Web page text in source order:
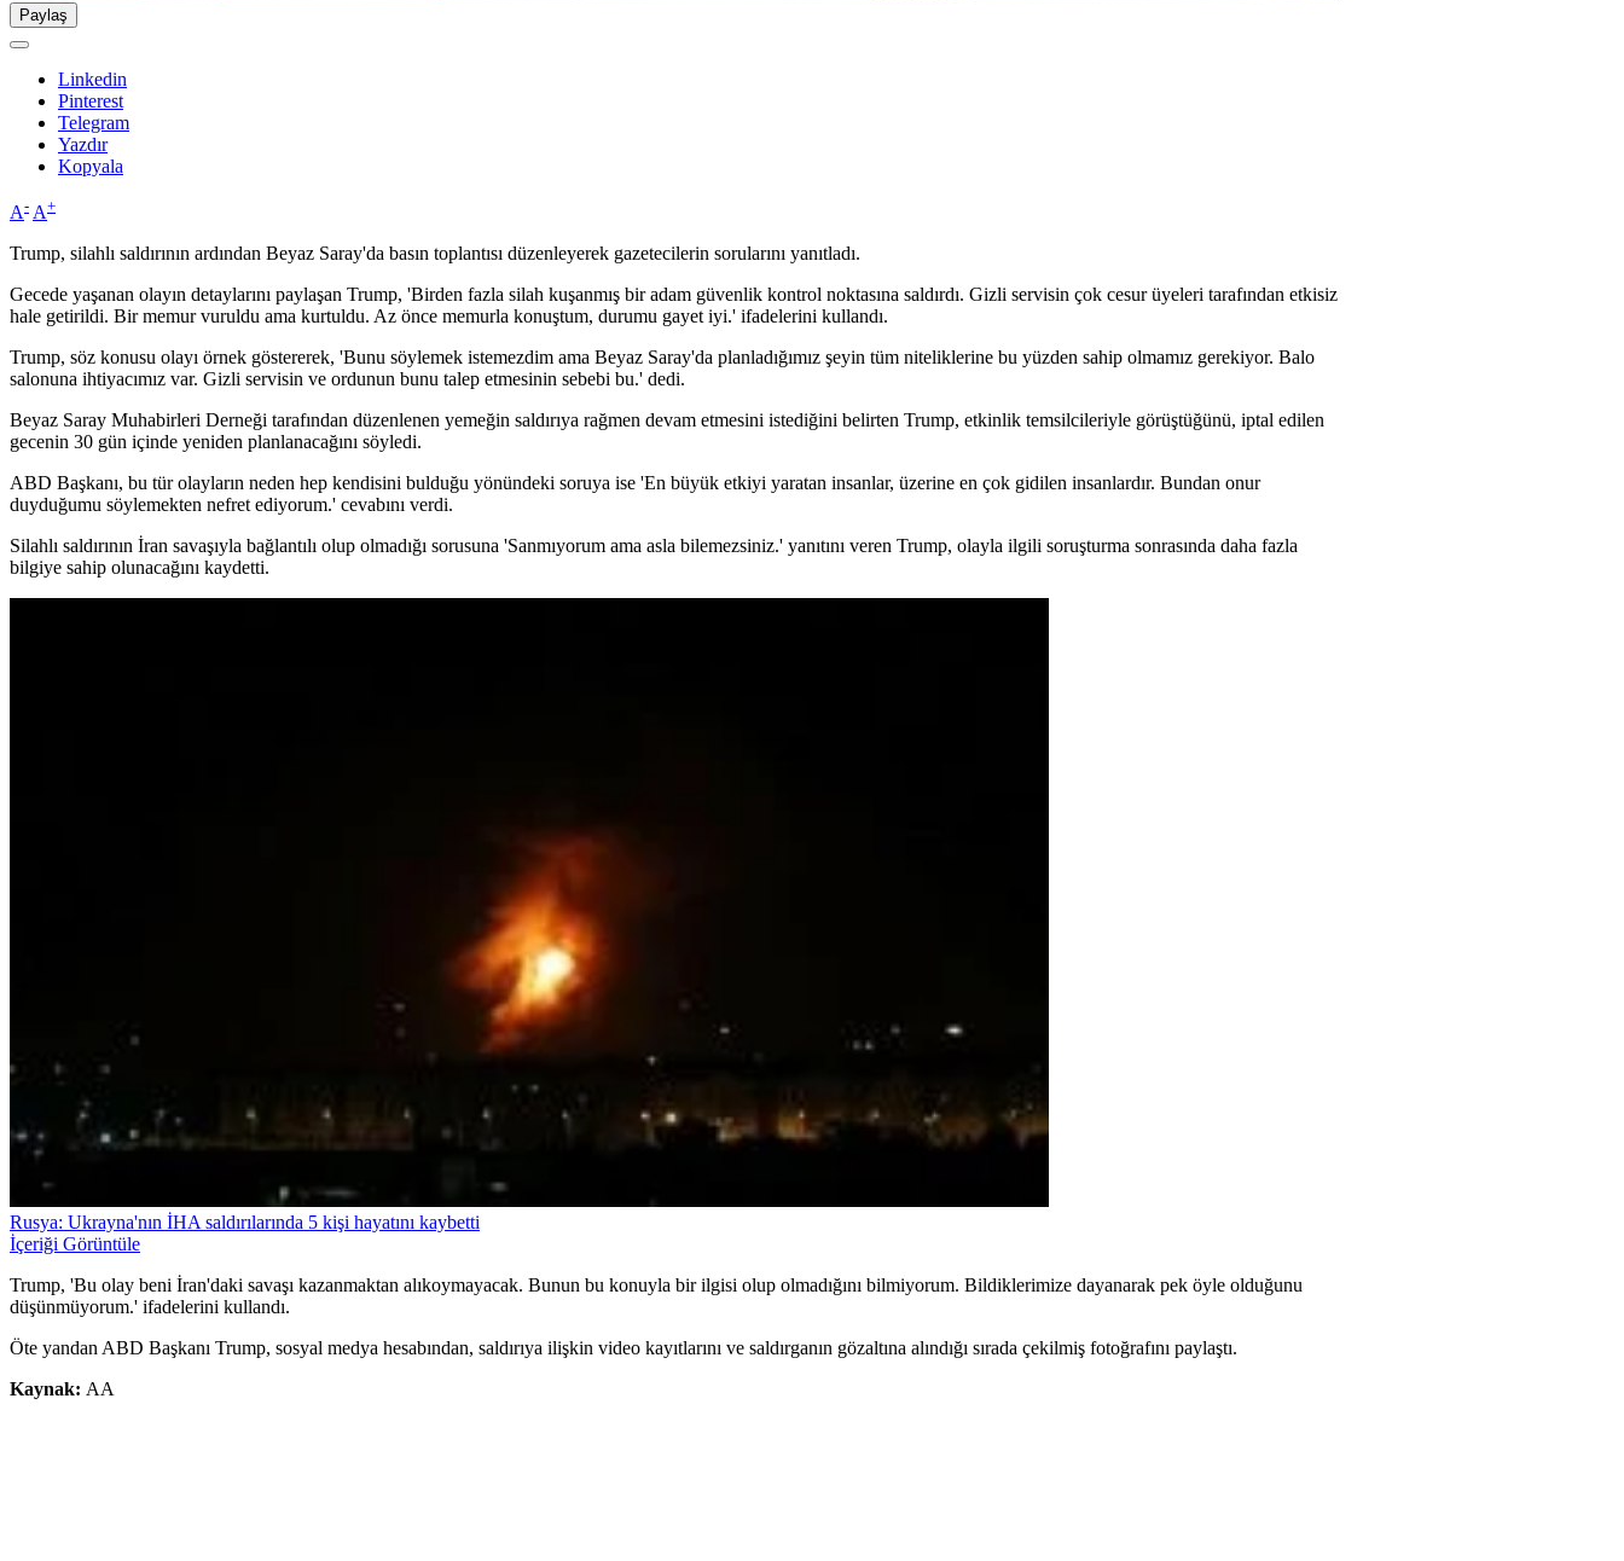
Paylaş
Linkedin
Pinterest
Telegram
Yazdır
Kopyala
A- A+
Trump, silahlı saldırının ardından Beyaz Saray'da basın toplantısı düzenleyerek gazetecilerin sorularını yanıtladı.
Gecede yaşanan olayın detaylarını paylaşan Trump, 'Birden fazla silah kuşanmış bir adam güvenlik kontrol noktasına saldırdı. Gizli servisin çok cesur üyeleri tarafından etkisiz
hale getirildi. Bir memur vuruldu ama kurtuldu. Az önce memurla konuştum, durumu gayet iyi.' ifadelerini kullandı.
Trump, söz konusu olayı örnek göstererek, 'Bunu söylemek istemezdim ama Beyaz Saray'da planladığımız şeyin tüm niteliklerine bu yüzden sahip olmamız gerekiyor. Balo
salonuna ihtiyacımız var. Gizli servisin ve ordunun bunu talep etmesinin sebebi bu.' dedi.
Beyaz Saray Muhabirleri Derneği tarafından düzenlenen yemeğin saldırıya rağmen devam etmesini istediğini belirten Trump, etkinlik temsilcileriyle görüştüğünü, iptal edilen
gecenin 30 gün içinde yeniden planlanacağını söyledi.
ABD Başkanı, bu tür olayların neden hep kendisini bulduğu yönündeki soruya ise 'En büyük etkiyi yaratan insanlar, üzerine en çok gidilen insanlardır. Bundan onur
duyduğumu söylemekten nefret ediyorum.' cevabını verdi.
Silahlı saldırının İran savaşıyla bağlantılı olup olmadığı sorusuna 'Sanmıyorum ama asla bilemezsiniz.' yanıtını veren Trump, olayla ilgili soruşturma sonrasında daha fazla
bilgiye sahip olunacağını kaydetti.
Rusya: Ukrayna'nın İHA saldırılarında 5 kişi hayatını kaybetti
İçeriği Görüntüle
Trump, 'Bu olay beni İran'daki savaşı kazanmaktan alıkoymayacak. Bunun bu konuyla bir ilgisi olup olmadığını bilmiyorum. Bildiklerimize dayanarak pek öyle olduğunu
düşünmüyorum.' ifadelerini kullandı.
Öte yandan ABD Başkanı Trump, sosyal medya hesabından, saldırıya ilişkin video kayıtlarını ve saldırganın gözaltına alındığı sırada çekilmiş fotoğrafını paylaştı.
Kaynak: AA